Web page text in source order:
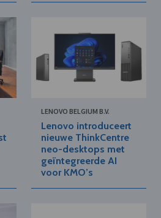
LENOVO BELGIUM B.V.
Lenovo introduceert
nieuwe ThinkCentre
neo-desktops met
geïntegreerde AI
voor KMO’s